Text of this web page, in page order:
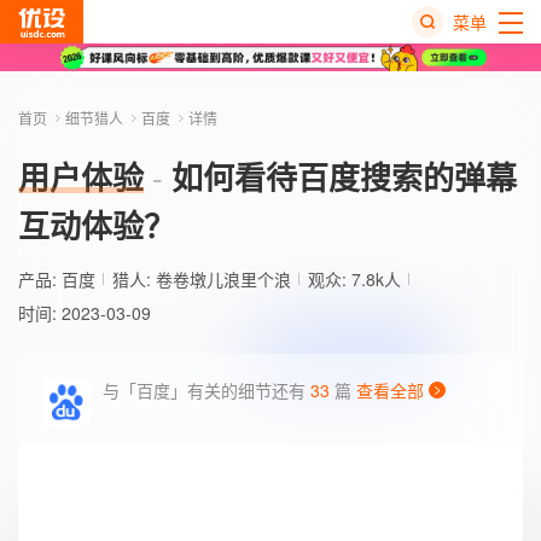
菜单
首页 细节猎人 百度 详情
用户体验
如何看待百度搜索的弹幕
互动体验？
产品: 百度 猎人: 卷卷墩儿浪里个浪
观众: 7.8k人
时间: 2023-03-09
与「百度」有关的细节还有 33 篇 查看全部